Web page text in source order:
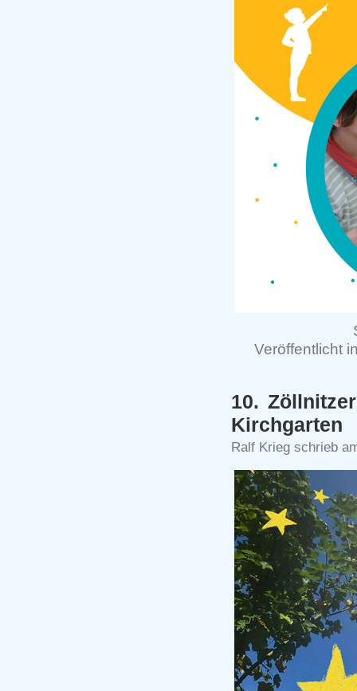
Veröffentlicht
10.
Kirchgarten
Ralf Krieg schrieb